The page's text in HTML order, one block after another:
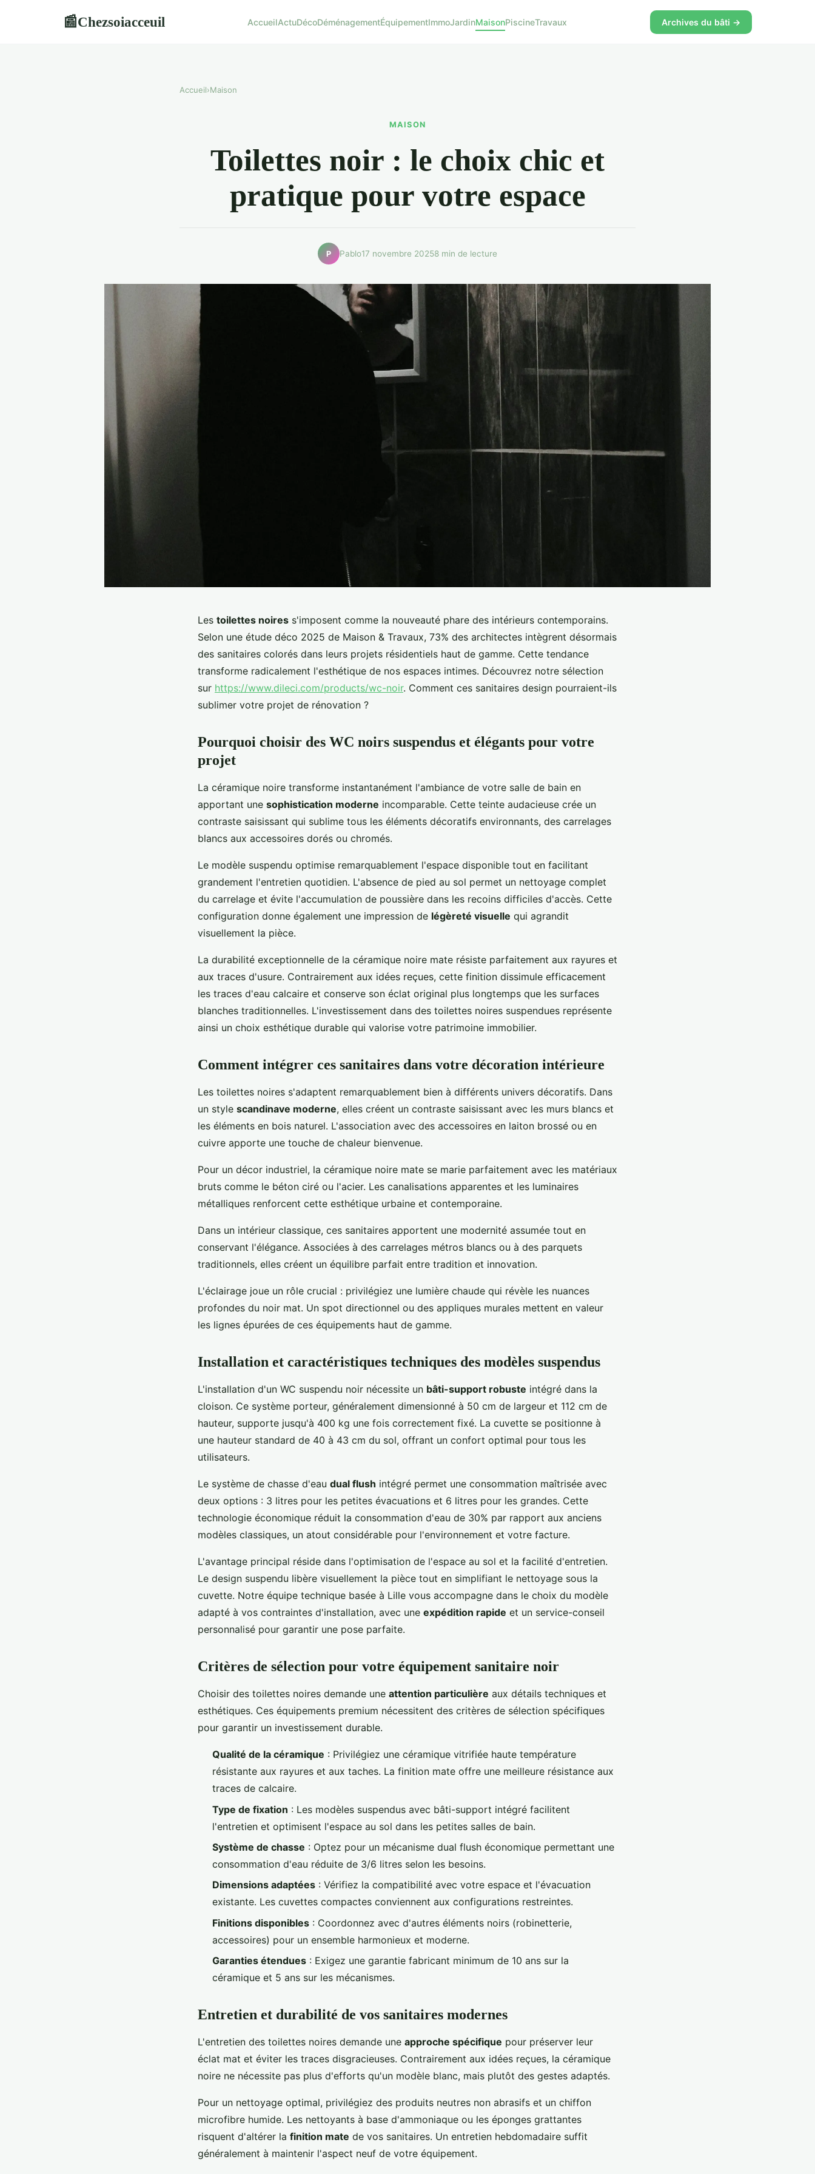
📰Chezsoiacceuil AccueilActuDécoDéménagementÉquipementImmoJardinMaisonPiscineTravaux Archives du bâti →
Accueil›Maison
MAISON
Toilettes noir : le choix chic et
pratique pour votre espace
P Pablo17 novembre 20258 min de lecture
Les toilettes noires s'imposent comme la nouveauté phare des intérieurs contemporains.
Selon une étude déco 2025 de Maison & Travaux, 73% des architectes intègrent désormais
des sanitaires colorés dans leurs projets résidentiels haut de gamme. Cette tendance
transforme radicalement l'esthétique de nos espaces intimes. Découvrez notre sélection
sur https://www.dileci.com/products/wc-noir. Comment ces sanitaires design pourraient-ils
sublimer votre projet de rénovation ?
Pourquoi choisir des WC noirs suspendus et élégants pour votre
projet
La céramique noire transforme instantanément l'ambiance de votre salle de bain en
apportant une sophistication moderne incomparable. Cette teinte audacieuse crée un
contraste saisissant qui sublime tous les éléments décoratifs environnants, des carrelages
blancs aux accessoires dorés ou chromés.
Le modèle suspendu optimise remarquablement l'espace disponible tout en facilitant
grandement l'entretien quotidien. L'absence de pied au sol permet un nettoyage complet
du carrelage et évite l'accumulation de poussière dans les recoins difficiles d'accès. Cette
configuration donne également une impression de légèreté visuelle qui agrandit
visuellement la pièce.
La durabilité exceptionnelle de la céramique noire mate résiste parfaitement aux rayures et
aux traces d'usure. Contrairement aux idées reçues, cette finition dissimule efficacement
les traces d'eau calcaire et conserve son éclat original plus longtemps que les surfaces
blanches traditionnelles. L'investissement dans des toilettes noires suspendues représente
ainsi un choix esthétique durable qui valorise votre patrimoine immobilier.
Comment intégrer ces sanitaires dans votre décoration intérieure
Les toilettes noires s'adaptent remarquablement bien à différents univers décoratifs. Dans
un style scandinave moderne, elles créent un contraste saisissant avec les murs blancs et
les éléments en bois naturel. L'association avec des accessoires en laiton brossé ou en
cuivre apporte une touche de chaleur bienvenue.
Pour un décor industriel, la céramique noire mate se marie parfaitement avec les matériaux
bruts comme le béton ciré ou l'acier. Les canalisations apparentes et les luminaires
métalliques renforcent cette esthétique urbaine et contemporaine.
Dans un intérieur classique, ces sanitaires apportent une modernité assumée tout en
conservant l'élégance. Associées à des carrelages métros blancs ou à des parquets
traditionnels, elles créent un équilibre parfait entre tradition et innovation.
L'éclairage joue un rôle crucial : privilégiez une lumière chaude qui révèle les nuances
profondes du noir mat. Un spot directionnel ou des appliques murales mettent en valeur
les lignes épurées de ces équipements haut de gamme.
Installation et caractéristiques techniques des modèles suspendus
L'installation d'un WC suspendu noir nécessite un bâti-support robuste intégré dans la
cloison. Ce système porteur, généralement dimensionné à 50 cm de largeur et 112 cm de
hauteur, supporte jusqu'à 400 kg une fois correctement fixé. La cuvette se positionne à
une hauteur standard de 40 à 43 cm du sol, offrant un confort optimal pour tous les
utilisateurs.
Le système de chasse d'eau dual flush intégré permet une consommation maîtrisée avec
deux options : 3 litres pour les petites évacuations et 6 litres pour les grandes. Cette
technologie économique réduit la consommation d'eau de 30% par rapport aux anciens
modèles classiques, un atout considérable pour l'environnement et votre facture.
L'avantage principal réside dans l'optimisation de l'espace au sol et la facilité d'entretien.
Le design suspendu libère visuellement la pièce tout en simplifiant le nettoyage sous la
cuvette. Notre équipe technique basée à Lille vous accompagne dans le choix du modèle
adapté à vos contraintes d'installation, avec une expédition rapide et un service-conseil
personnalisé pour garantir une pose parfaite.
Critères de sélection pour votre équipement sanitaire noir
Choisir des toilettes noires demande une attention particulière aux détails techniques et
esthétiques. Ces équipements premium nécessitent des critères de sélection spécifiques
pour garantir un investissement durable.
Qualité de la céramique : Privilégiez une céramique vitrifiée haute température
résistante aux rayures et aux taches. La finition mate offre une meilleure résistance aux
traces de calcaire.
Type de fixation : Les modèles suspendus avec bâti-support intégré facilitent
l'entretien et optimisent l'espace au sol dans les petites salles de bain.
Système de chasse : Optez pour un mécanisme dual flush économique permettant une
consommation d'eau réduite de 3/6 litres selon les besoins.
Dimensions adaptées : Vérifiez la compatibilité avec votre espace et l'évacuation
existante. Les cuvettes compactes conviennent aux configurations restreintes.
Finitions disponibles : Coordonnez avec d'autres éléments noirs (robinetterie,
accessoires) pour un ensemble harmonieux et moderne.
Garanties étendues : Exigez une garantie fabricant minimum de 10 ans sur la
céramique et 5 ans sur les mécanismes.
Entretien et durabilité de vos sanitaires modernes
L'entretien des toilettes noires demande une approche spécifique pour préserver leur
éclat mat et éviter les traces disgracieuses. Contrairement aux idées reçues, la céramique
noire ne nécessite pas plus d'efforts qu'un modèle blanc, mais plutôt des gestes adaptés.
Pour un nettoyage optimal, privilégiez des produits neutres non abrasifs et un chiffon
microfibre humide. Les nettoyants à base d'ammoniaque ou les éponges grattantes
risquent d'altérer la finition mate de vos sanitaires. Un entretien hebdomadaire suffit
généralement à maintenir l'aspect neuf de votre équipement.